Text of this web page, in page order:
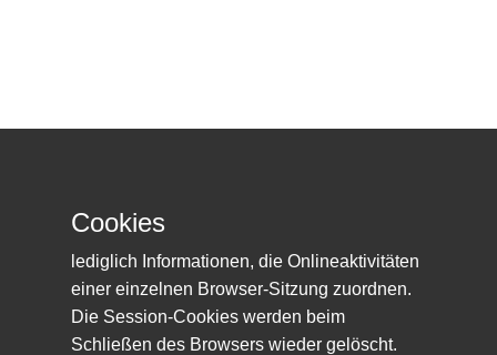
Veröffentlicht: 28. April 2026
Christine benötigt jeden Monat ca. 105
Euro! -
eine Patenschaft ist ab 5 €
monatlich möglich!
Cookies
lediglich Informationen, die Onlineaktivitäten
einer einzelnen Browser-Sitzung zuordnen.
Die Session-Cookies werden beim
Schließen des Browsers wieder gelöscht.